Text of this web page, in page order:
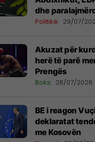
dhe
disiplinore
Politikë 29/07/
Akuzat për
herë të parë
Prengës
Boks 28/07/2026
BE i reagon
deklaratat
me Kosovën